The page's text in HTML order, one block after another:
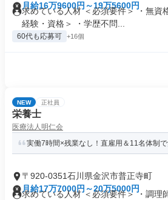
月給16万9600円～19万5600円
求めている人材 ＜必須要件＞ ・無資
経験・資格＞ ・学歴不問...
60代も応募可 +16個
NEW 正社員
栄養士
医療法人明仁会
実働7時間×残業なし！直雇用＆11名体制
〒920-0351石川県金沢市普正寺町
月給17万7000円～20万5000円
求めている人材 ＜必須要件＞ ・調理